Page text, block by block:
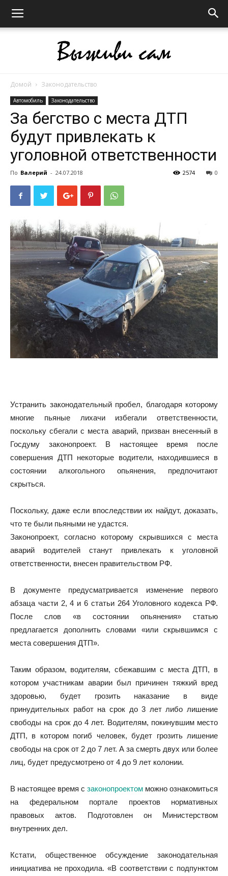
сам
Домой Законодательство
Автомобиль Законодательство
За бегство с места ДТП
будут привлекать к
уголовной ответственности
По Валерий - 24.07.2018 0
2574
Устранить законодательный пробел, благодаря которому
многие пьяные лихачи избегали ответственности,
поскольку сбегали с места аварий, призван внесенный в
Госдуму законопроект. В настоящее время после
совершения ДТП некоторые водители, находившиеся в
состоянии алкогольного опьянения, предпочитают
скрыться.
Поскольку, даже если впоследствии их найдут, доказать,
что те были пьяными не удастся.
Законопроект, согласно которому скрывшихся с места
аварий водителей станут привлекать к уголовной
ответственности, внесен правительством РФ.
В документе предусматривается изменение первого
абзаца части 2, 4 и 6 статьи 264 Уголовного кодекса РФ.
После слов «в состоянии опьянения» статью
предлагается дополнить словами «или скрывшимся с
места совершения ДТП».
Таким образом, водителям, сбежавшим с места ДТП, в
котором участникам аварии был причинен тяжкий вред
здоровью, будет грозить наказание в виде
принудительных работ на срок до 3 лет либо лишение
свободы на срок до 4 лет. Водителям, покинувшим место
ДТП, в котором погиб человек, будет грозить лишение
свободы на срок от 2 до 7 лет. А за смерть двух или более
лиц, будет предусмотрено от 4 до 9 лет колонии.
В настоящее время с законопроектом можно ознакомиться
на федеральном портале проектов нормативных
правовых актов. Подготовлен он Министерством
внутренних дел.
Кстати, общественное обсуждение законодательная
инициатива не проходила. «В соответствии с подпунктом